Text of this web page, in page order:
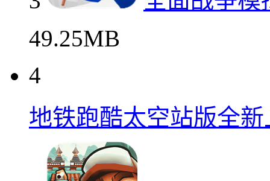
49.25MB
4
地铁跑酷太空站版全